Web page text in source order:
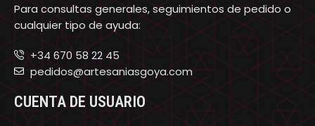
Para consultas generales, seguimientos de pedido o
cualquier tipo de ayuda:
+34 670 58 22 45
pedidos@artesaniasgoya.com
CUENTA DE USUARIO